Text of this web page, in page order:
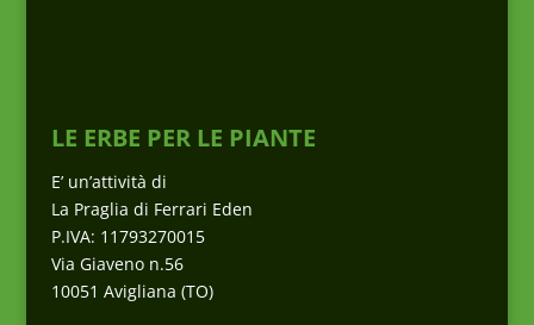
LE ERBE PER LE PIANTE
E’ un’attività di
La Praglia di Ferrari Eden
P.IVA: 11793270015
Via Giaveno n.56
10051 Avigliana (TO)